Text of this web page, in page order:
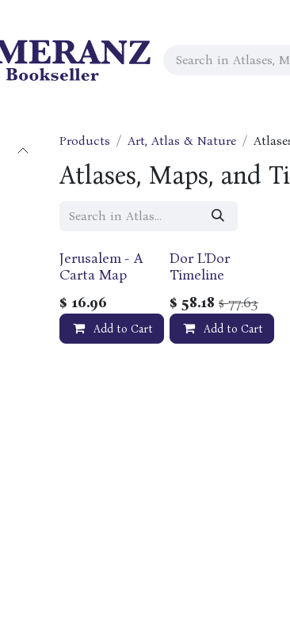
Products Art, Atlas & Nature
Atlases, Maps, and
Jerusalem - A
Carta Map
$ 16.96
Add to Cart
Dor L'Dor
Timeline
$ 58.18 $77.63
Add to Cart